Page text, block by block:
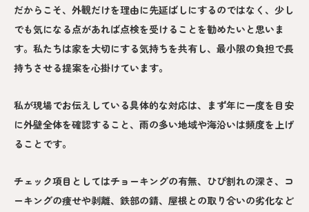
だからこそ、外観だけを理由に先延ばしにするのではなく、少し
でも気になる点があれば点検を受けることを勧めたいと思いま
す。私たちは家を大切にする気持ちを共有し、最小限の負担で長
持ちさせる提案を心掛けています。
私が現場でお伝えしている具体的な対応は、まず年に一度を目安
に外壁全体を確認すること、雨の多い地域や海沿いは頻度を上げ
ることです。
チェック項目としてはチョーキングの有無、ひび割れの深さ、コ
ーキングの痩せや剥離、鉄部の錆、屋根との取り合いの劣化など